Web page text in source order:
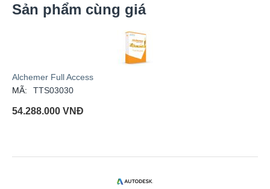
Sản phẩm cùng giá
Alchemer Full Access
MÃ:
TTS03030
54.288.000 VNĐ